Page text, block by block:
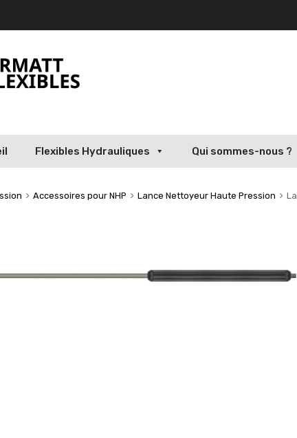
Flexibles Hydrauliques Qui sommes-nous ?
Accessoires pour NHP Lance Nettoyeur Haute Pression